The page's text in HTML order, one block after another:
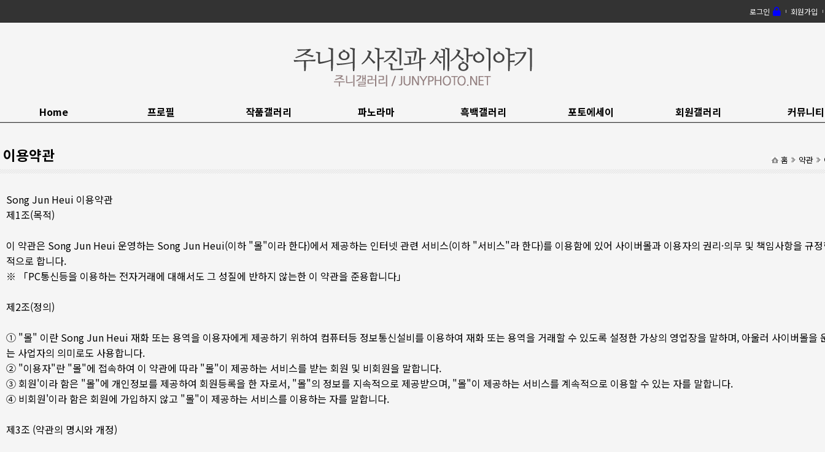
로그인 회원가입
Home 프로필 작품갤러리 파노라마 흑백갤러리 포토에세이 회원갤러리 커뮤니티
이용약관 홈 약관
Song Jun Heui 이용약관
제1조(목적)
이 약관은 Song Jun Heui 운영하는 Song Jun Heui(이하 "몰"이라 한다)에서 제공하는 인터넷 관련 서비스(이하 "서비스"라 한다)를 이용함에 있어 사이버몰과 이용자의 권리·의무 및 책임사항을 규
적으로 합니다.
※ 「PC통신등을 이용하는 전자거래에 대해서도 그 성질에 반하지 않는한 이 약관을 준용합니다」
제2조(정의)
① "몰" 이란 Song Jun Heui 재화 또는 용역을 이용자에게 제공하기 위하여 컴퓨터등 정보통신설비를 이용하여 재화 또는 용역을 거래할 수 있도록 설정한 가상의 영업장을 말하며, 아울러 사이버몰을
는 사업자의 의미로도 사용합니다.
② "이용자"란 "몰"에 접속하여 이 약관에 따라 "몰"이 제공하는 서비스를 받는 회원 및 비회원을 말합니다.
③ 회원'이라 함은 "몰"에 개인정보를 제공하여 회원등록을 한 자로서, "몰"의 정보를 지속적으로 제공받으며, "몰"이 제공하는 서비스를 계속적으로 이용할 수 있는 자를 말합니다.
④ 비회원'이라 함은 회원에 가입하지 않고 "몰"이 제공하는 서비스를 이용하는 자를 말합니다.
제3조 (약관의 명시와 개정)